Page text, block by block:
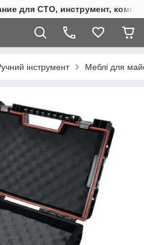
для СТО, инструмент,
інструмент Меблі для